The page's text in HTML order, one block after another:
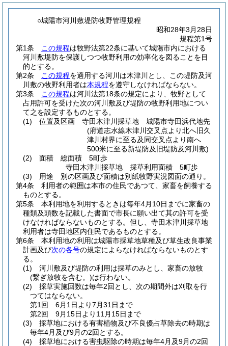
○城陽市河川敷堤防牧野管理規程
昭和28年3月28日
規程第1号
第1条
この規程は牧野法第22条に基いて城陽市内における
河川敷堤防を保護しつつ牧野利用の効率化を図ることを目
的とする。
第2条
この規程を適用する河川は木津川とし、この堤防及河
川敷の牧野利用者は本規程を遵守しなければならない。
第3条
この規程は河川法第18条の規定により、牧野として
占用許可を受けた次の河川敷及び堤防の牧野利用地につい
て之を設定するものとする。
(1)
位置及区画 寺田木津川採草地 城陽市寺田浜代地先
(府道志水線木津川交叉点より北へ旧久
津川村界に至る及同交叉点より南へ
500米に至る新堤防及旧堤防及河川敷)
(2)
面積 総面積 5町歩
寺田木津川採草地 採草利用面積 5町歩
(3)
用途 別の区画及び面積は別紙牧野実況図面の通り。
第4条
利用者の範囲は本市の住民であつて、家畜を飼養する
ものとする。
第5条
本利用地を利用するときは毎年4月10日までに家畜の
種類及頭数を記載した書面で市長に願い出て其の許可を受
けなければならないものとする。 但し、寺田木津川採草地
利用者は寺田地区内住民であるものとする。
第6条
本利用地の利用は城陽市採草地草種及び草生改良事業
計画及び次の各号の規定によらなければならないものとす
る。
(1)
河川敷及び堤防の利用は採草のみとし、家畜の放牧
(繋ぎ放牧を含む。)は行わない。
(2)
採草実施回数は毎年2回とし、次の期間外は刈取を行
つてはならない。
第1回 6月1日より7月31日まで
第2回 9月15日より11月15日まで
(3)
採草地における有害植物及び不良優占草除去の時期は
毎年4月及び9月の2回とする。
(4)
採草地における害虫駆除の時期は毎年4月及9月の2回